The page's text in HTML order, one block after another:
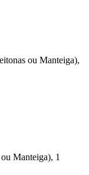
ou Manteiga),
Manteiga), 1